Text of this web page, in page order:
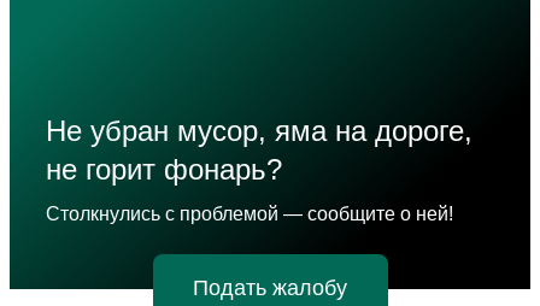
Не убран мусор, яма на дороге,
не горит фонарь?
Столкнулись с проблемой — сообщите о ней!
Подать жалобу